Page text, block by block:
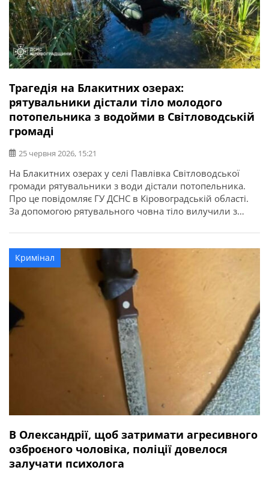
Трагедія на Блакитних озерах:
рятувальники дістали тіло молодого
потопельника з водойми в Світловодській
громаді
25 червня 2026, 15:21
На Блакитних озерах у селі Павлівка Світловодської
громади рятувальники з води дістали потопельника.
Про це повідомляє ГУ ДСНС в Кіровоградській області.
За допомогою рятувального човна тіло вилучили з
даними, загиблий — молодий чоловік. Його особу,
причину смерті та всі обставини трагедії наразі
встановлюють правоохоронці.
Кримінал
В Олександрії, щоб затримати агресивного
озброєного чоловіка, поліції довелося
залучати психолога